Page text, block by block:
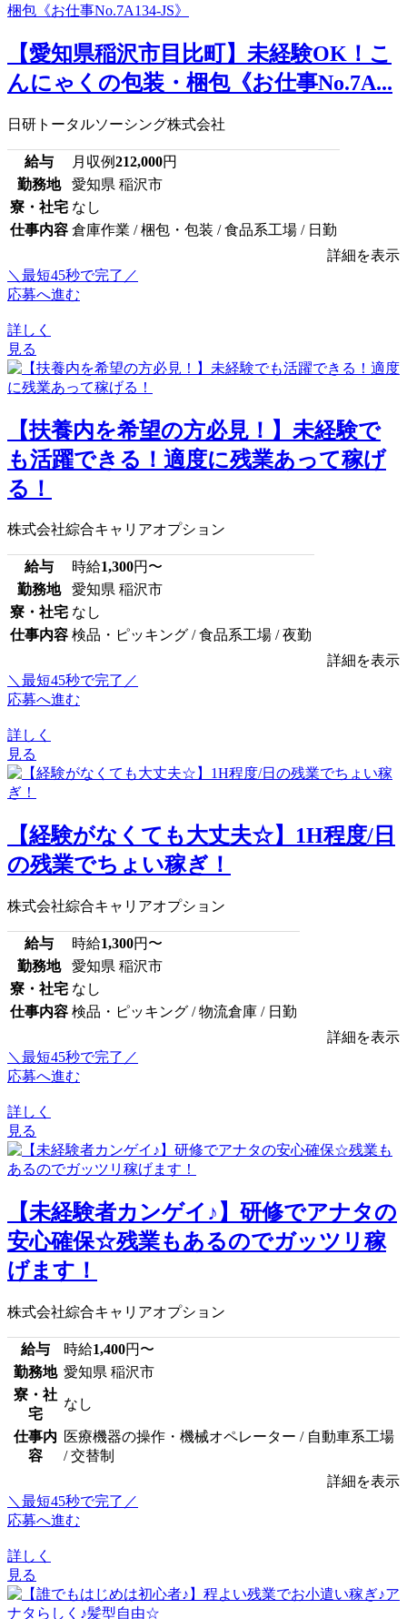
【愛知県稲沢市目比町】未経験OK！こ
んにゃくの包装・梱包《お仕事No.7A...
日研トータルソーシング株式会社
給与 月収例212,000円
勤務地
愛知県 稲沢市
寮・社宅 なし
仕事内容 倉庫作業 / 梱包・包装 / 食品系工場 / 日勤
詳細を表示
＼最短45秒で完了／
応募へ進む
詳しく
見る
【扶養内を希望の方必見！】未経験で
も活躍できる！適度に残業あって稼げ
る！
株式会社綜合キャリアオプション
給与 時給1,300円〜
勤務地
愛知県 稲沢市
寮・社宅 なし
仕事内容 検品・ピッキング / 食品系工場 / 夜勤
詳細を表示
＼最短45秒で完了／
応募へ進む
詳しく
見る
【経験がなくても大丈夫☆】1H程度/日
の残業でちょい稼ぎ！
株式会社綜合キャリアオプション
給与 時給1,300円〜
勤務地
愛知県 稲沢市
寮・社宅 なし
仕事内容 検品・ピッキング / 物流倉庫 / 日勤
詳細を表示
＼最短45秒で完了／
応募へ進む
詳しく
見る
【未経験者カンゲイ♪】研修でアナタの
安心確保☆残業もあるのでガッツリ稼
げます！
株式会社綜合キャリアオプション
給与 時給1,400円〜
勤務地 愛知県 稲沢市
寮・社
宅
なし
仕事内
容
医療機器の操作・機械オペレーター / 自動車系工場
/ 交替制
詳細を表示
＼最短45秒で完了／
応募へ進む
詳しく
見る